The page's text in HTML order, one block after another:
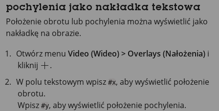
pochylenia jako nakładka tekstowa
Położenie obrotu lub pochylenia można wyświetlić jako
nakładkę na obrazie.
Otwórz menuVideo (Wideo) > Overlays (Nałożenia) i
kliknij
.
W polu tekstowym wpisz#x, aby wyświetlić położenie
obrotu.
Wpisz #y, aby wyświetlić położenie pochylenia.